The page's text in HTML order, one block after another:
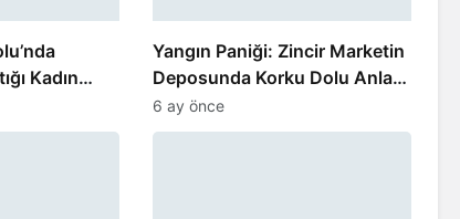
Kadın
Yangın Paniği: Zincir Marketin
Deposunda Korku Dolu Anlar
Yaşandı
6 ay önce